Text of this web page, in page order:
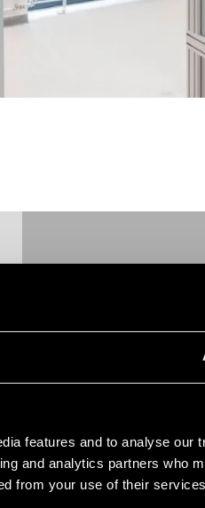
features and to analyse our
and analytics partners who
from your use of their